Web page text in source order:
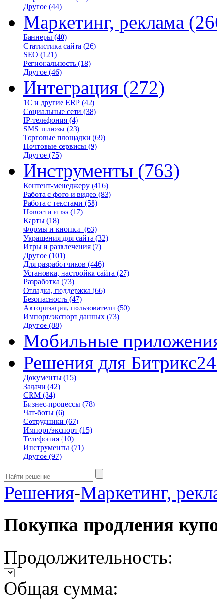
Другое (44)
Маркетинг, реклама
Баннеры (40)
Статистика сайта (26)
SEO (121)
Региональность (18)
Другое (46)
Интеграция (272)
1С и другие ERP (42)
Социальные сети (38)
IP-телефония (4)
SMS-шлюзы (23)
Торговые площадки (69)
Почтовые сервисы (9)
Другое (75)
Инструменты (763)
Контент-менеджеру (416)
Работа с фото и видео (83)
Работа с текстами (58)
Новости и rss (17)
Карты (18)
Формы и кнопки (63)
Украшения для сайта (32)
Игры и развлечения (7)
Другое (101)
Для разработчиков (446)
Установка, настройка сайта (27)
Разработка (73)
Отладка, поддержка (66)
Безопасность (47)
Авторизация, пользователи (50)
Импорт/экспорт данных (73)
Другое (88)
Мобильные
Решения для Битрикс24
Документы (15)
Задачи (42)
CRM (84)
Бизнес-процессы (78)
Чат-боты (6)
Сотрудники (67)
Импорт/экспорт (15)
Телефония (10)
Инструменты (71)
Другое (97)
Решения-Маркетинг,
Покупка продления
Продолжительность:
Общая сумма: